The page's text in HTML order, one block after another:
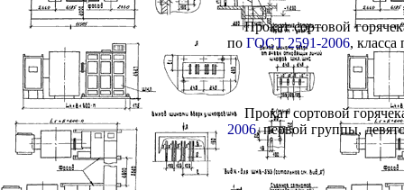
Прокат сортовой
по ГОСТ 2591-2006, класса
Прокат сортовой
2006, первой группы,